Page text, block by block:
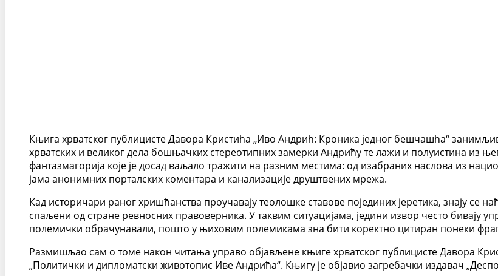
Књига хрватског публицисте Давора Кристића „Иво Андрић: Кроника једног бешчашћа“
хрватских и великог дела бошњачких стереотипних замерки Андрићу те лажи и полуистина из
фантазмагорија које је досад ваљало тражити на разним местима: од изабраних наслова из
јама анонимних порталских коментара и канализације друштвених мрежа.
Кад историчари раног хришћанства проучавају теолошке ставове појединих јеретика, знају се
спаљени од стране ревносних правоверника. У таквим ситуацијама, једини извор често бивају
полемички обрачунавали, пошто у њиховим полемикама зна бити коректно цитиран понеки
Размишљао сам о томе након читања управо објављене књиге хрватског публицисте Давора
„Политички и дипломатски животопис Иве Андрића“. Књигу је објавио загребачки издавач